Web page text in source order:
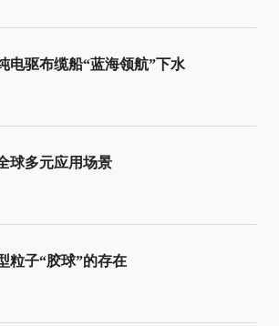
电驱布缆船“蓝海领航”下水
球多元应用场景
粒子“胶球”的存在